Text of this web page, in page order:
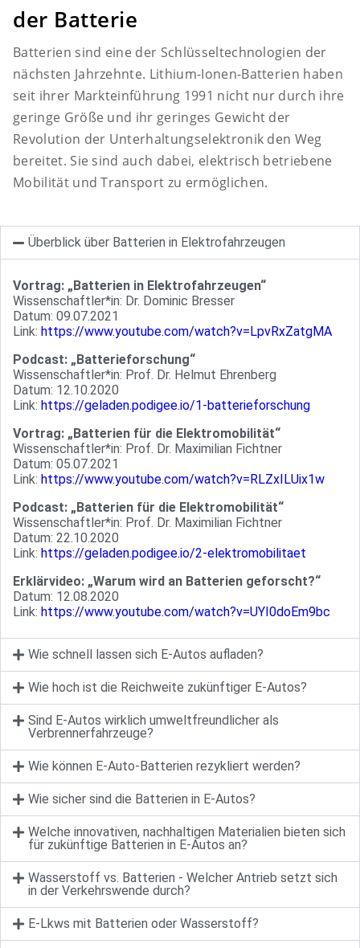
der Batterie
Batterien sind eine der Schlüsseltechnologien der
nächsten Jahrzehnte. Lithium-Ionen-Batterien haben
seit ihrer Markteinführung 1991 nicht nur durch ihre
geringe Größe und ihr geringes Gewicht der
Revolution der Unterhaltungselektronik den Weg
bereitet. Sie sind auch dabei, elektrisch betriebene
Mobilität und Transport zu ermöglichen.
Überblick über Batterien in Elektrofahrzeugen
Vortrag: „Batterien in Elektrofahrzeugen“
Wissenschaftler*in: Dr. Dominic Bresser
Datum: 09.07.2021
Link: https://www.youtube.com/watch?v=LpvRxZatgMA
Podcast: „Batterieforschung“
Wissenschaftler*in: Prof. Dr. Helmut Ehrenberg
Datum: 12.10.2020
Link: https://geladen.podigee.io/1-batterieforschung
Vortrag: „Batterien für die Elektromobilität“
Wissenschaftler*in: Prof. Dr. Maximilian Fichtner
Datum: 05.07.2021
Link: https://www.youtube.com/watch?v=RLZxILUix1w
Podcast: „Batterien für die Elektromobilität“
Wissenschaftler*in: Prof. Dr. Maximilian Fichtner
Datum: 22.10.2020
Link: https://geladen.podigee.io/2-elektromobilitaet
Erklärvideo: „Warum wird an Batterien geforscht?“
Datum: 12.08.2020
Link: https://www.youtube.com/watch?v=UYI0doEm9bc
Wie schnell lassen sich E-Autos aufladen?
Wie hoch ist die Reichweite zukünftiger E-Autos?
Sind E-Autos wirklich umweltfreundlicher als
Verbrennerfahrzeuge?
Wie können E-Auto-Batterien rezykliert werden?
Wie sicher sind die Batterien in E-Autos?
Welche innovativen, nachhaltigen Materialien bieten sich
für zukünftige Batterien in E-Autos an?
Wasserstoff vs. Batterien - Welcher Antrieb setzt sich
in der Verkehrswende durch?
E-Lkws mit Batterien oder Wasserstoff?